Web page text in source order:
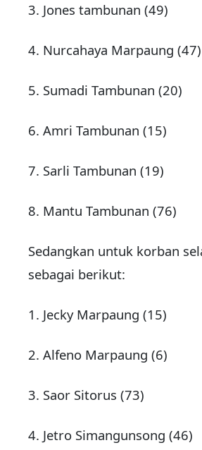
3. Jones tambunan (49)
4. Nurcahaya Marpaung (47)
5. Sumadi Tambunan (20)
6. Amri Tambunan (15)
7. Sarli Tambunan (19)
8. Mantu Tambunan (76)
Sedangkan untuk korban
sebagai berikut:
1. Jecky Marpaung (15)
2. Alfeno Marpaung (6)
3. Saor Sitorus (73)
4. Jetro Simangunsong (46)